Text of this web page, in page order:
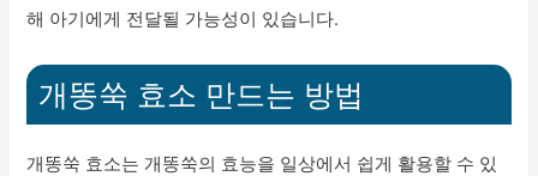
해 아기에게 전달될 가능성이 있습니다.
개똥쑥 효소 만드는 방법
개똥쑥 효소는 개똥쑥의 효능을 일상에서 쉽게 활용할 수 있